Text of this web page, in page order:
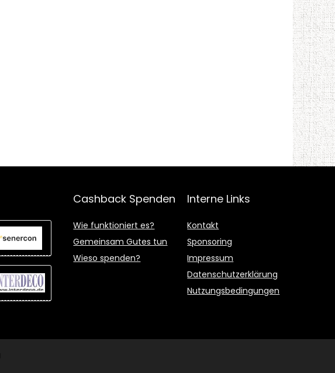
Cashback Spenden
Wie funktioniert es?
Gemeinsam Gutes tun
Wieso spenden?
Interne Links
Kontakt
Sponsoring
Impressum
Datenschutzerklärung
Nutzungsbedingungen